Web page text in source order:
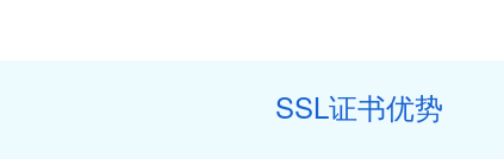
SSL证书优势